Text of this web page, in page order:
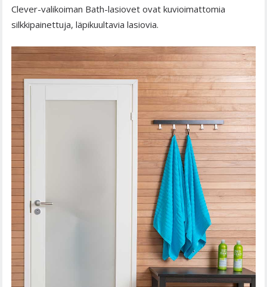
Clever-valikoiman Bath-lasiovet ovat kuvioimattomia
silkkipainettuja, läpikuultavia lasiovia.